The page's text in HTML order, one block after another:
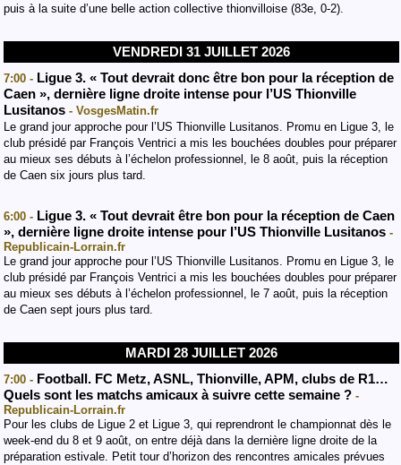
puis à la suite d’une belle action collective thionvilloise (83e, 0-2).
VENDREDI 31 JUILLET 2026
7:00 - Ligue 3. « Tout devrait donc être bon pour la réception de
Caen », dernière ligne droite intense pour l’US Thionville
Lusitanos - VosgesMatin.fr
Le grand jour approche pour l’US Thionville Lusitanos. Promu en Ligue 3, le
club présidé par François Ventrici a mis les bouchées doubles pour préparer
au mieux ses débuts à l’échelon professionnel, le 8 août, puis la réception
de Caen six jours plus tard.
6:00 - Ligue 3. « Tout devrait être bon pour la réception de Caen
», dernière ligne droite intense pour l’US Thionville Lusitanos -
Republicain-Lorrain.fr
Le grand jour approche pour l’US Thionville Lusitanos. Promu en Ligue 3, le
club présidé par François Ventrici a mis les bouchées doubles pour préparer
au mieux ses débuts à l’échelon professionnel, le 7 août, puis la réception
de Caen sept jours plus tard.
MARDI 28 JUILLET 2026
7:00 - Football. FC Metz, ASNL, Thionville, APM, clubs de R1…
Quels sont les matchs amicaux à suivre cette semaine ? -
Republicain-Lorrain.fr
Pour les clubs de Ligue 2 et Ligue 3, qui reprendront le championnat dès le
week-end du 8 et 9 août, on entre déjà dans la dernière ligne droite de la
préparation estivale. Petit tour d’horizon des rencontres amicales prévues